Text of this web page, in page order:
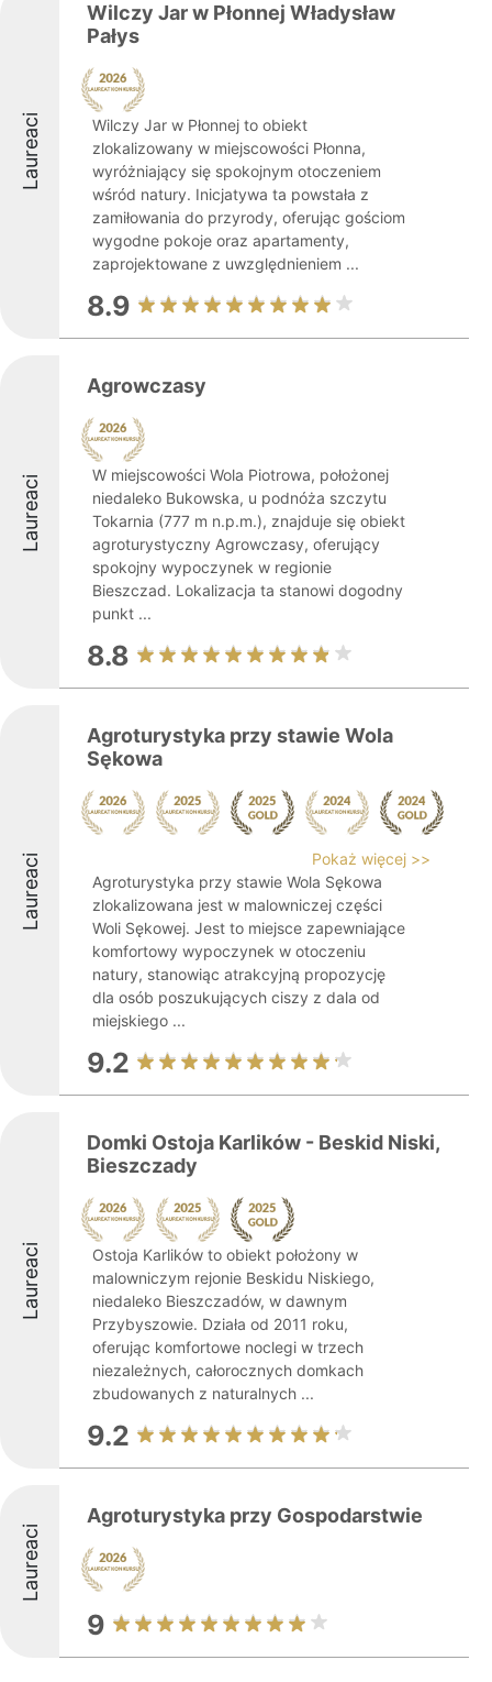
Laureaci
Wilczy Jar w Płonnej Władysław
Pałys
Wilczy Jar w Płonnej to obiekt
zlokalizowany w miejscowości Płonna,
wyróżniający się spokojnym otoczeniem
wśród natury. Inicjatywa ta powstała z
zamiłowania do przyrody, oferując gościom
wygodne pokoje oraz apartamenty,
zaprojektowane z uwzględnieniem ...
8.9
Laureaci
Agrowczasy
W miejscowości Wola Piotrowa, położonej
niedaleko Bukowska, u podnóża szczytu
Tokarnia (777 m n.p.m.), znajduje się obiekt
agroturystyczny Agrowczasy, oferujący
spokojny wypoczynek w regionie
Bieszczad. Lokalizacja ta stanowi dogodny
punkt ...
8.8
Laureaci
Agroturystyka przy stawie Wola
Sękowa
Pokaż więcej >>
Agroturystyka przy stawie Wola Sękowa
zlokalizowana jest w malowniczej części
Woli Sękowej. Jest to miejsce zapewniające
komfortowy wypoczynek w otoczeniu
natury, stanowiąc atrakcyjną propozycję
dla osób poszukujących ciszy z dala od
miejskiego ...
9.2
Laureaci
Domki Ostoja Karlików - Beskid Niski,
Bieszczady
Ostoja Karlików to obiekt położony w
malowniczym rejonie Beskidu Niskiego,
niedaleko Bieszczadów, w dawnym
Przybyszowie. Działa od 2011 roku,
oferując komfortowe noclegi w trzech
niezależnych, całorocznych domkach
zbudowanych z naturalnych ...
9.2
Laureaci
Agroturystyka przy Gospodarstwie
9